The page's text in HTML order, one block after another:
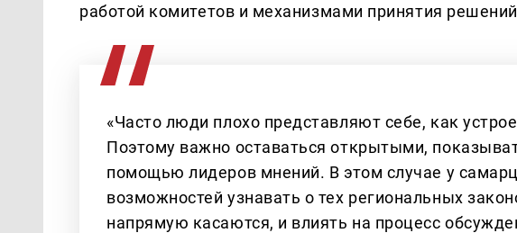
работой комитетов и механизмами принятия
«Часто люди плохо представляют себе, как
Поэтому важно оставаться открытыми,
помощью лидеров мнений. В этом случае у
возможностей узнавать о тех региональных
напрямую касаются, и влиять на процесс